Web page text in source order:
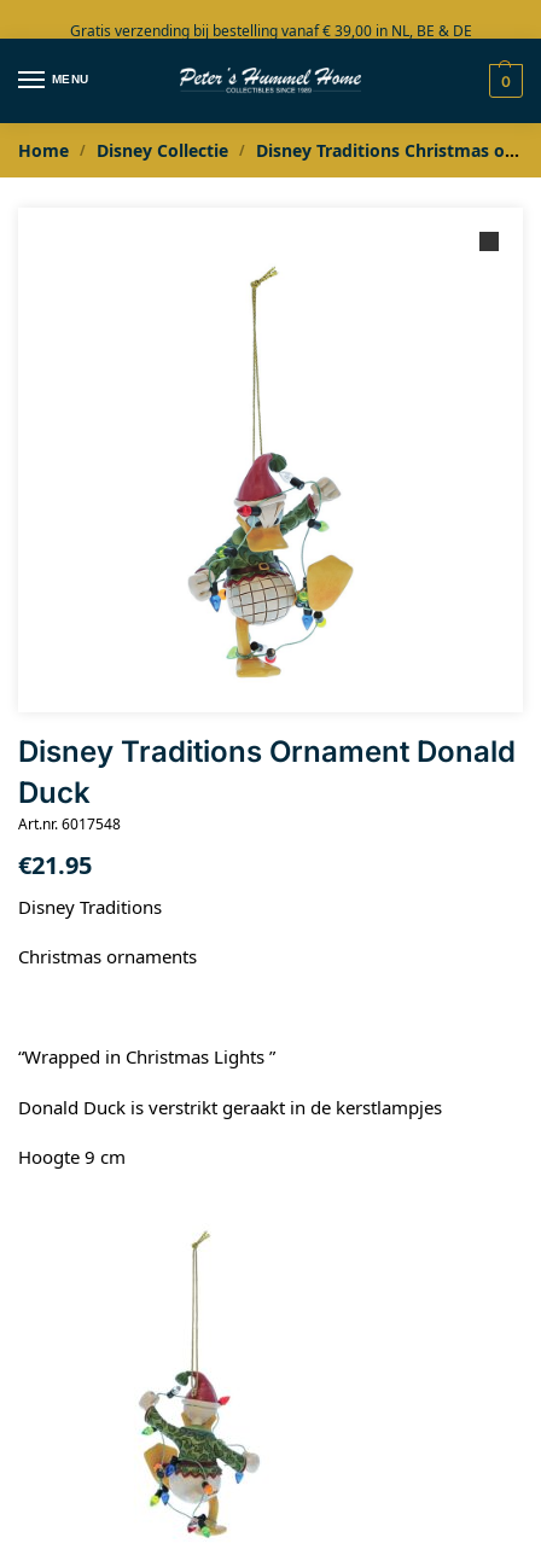
Gratis verzending bij bestelling vanaf € 39,00 in NL, BE & DE
Grote collectie in voorraad
MENU 0
Home / Disney Collectie / Disney Traditions Christmas ornaments
Disney Traditions Ornament Donald
Duck
Art.nr. 6017548
€21.95
Disney Traditions
Christmas ornaments
“Wrapped in Christmas Lights ”
Donald Duck is verstrikt geraakt in de kerstlampjes
Hoogte 9 cm